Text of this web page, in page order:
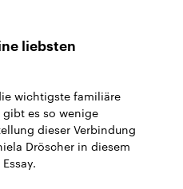
liebsten
wichtigste familiäre
gibt es so wenige
dieser Verbindung
Dröscher in diesem